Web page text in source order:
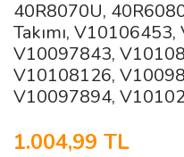
40R8070U,
Takımı,
V10097843,
V10108126,
V10097894,
1.004,99 TL